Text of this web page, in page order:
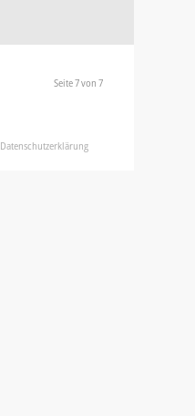
Seite 7 von 7
Datenschutzerklärung